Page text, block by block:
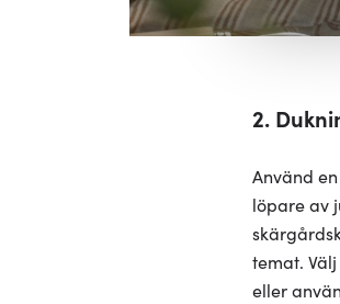
att vi
2.
Använd
löpare av
temat.
eller